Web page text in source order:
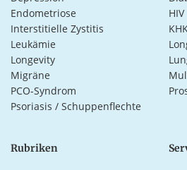
Endometriose
HIV
Interstitielle Zystitis
Leukämie
Longevity
Migräne
PCO-Syndrom
Psoriasis / Schuppenflechte
Rubriken